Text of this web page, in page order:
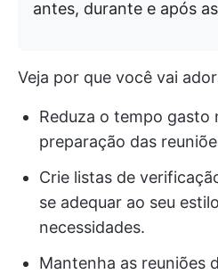
antes, durante e após
Veja por que você vai
Reduza o tempo gasto
preparação das
Crie listas de
se adequar ao seu
necessidades.
Mantenha as reuniões